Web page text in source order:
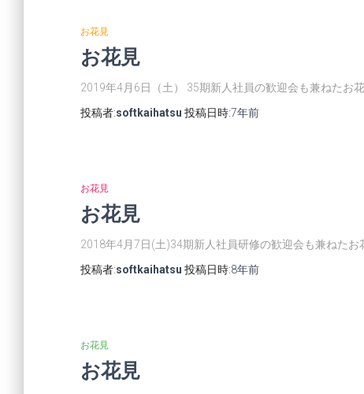
お花見
お花見
2019年4月6日（土） 35期新人社員の歓迎会も兼ねたお
投稿者:softkaihatsu 投稿日時:7年前
お花見
お花見
2018年4月7日(土)34期新人社員研修の歓迎会も兼ねた
投稿者:softkaihatsu 投稿日時:8年前
お花見
お花見